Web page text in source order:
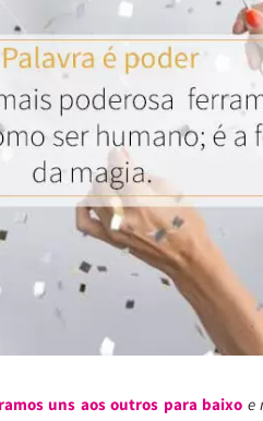
uns aos outros para baixo e